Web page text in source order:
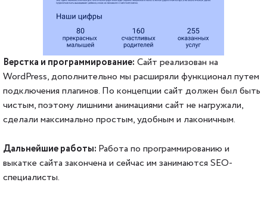
Верстка и программирование: Сайт реализован на
WordPress, дополнительно мы расширяли функционал путем
подключения плагинов. По концепции сайт должен был быть
чистым, поэтому лишними анимациями сайт не нагружали,
сделали максимально простым, удобным и лаконичным.
Дальнейшие работы: Работа по программированию и
выкатке сайта закончена и сейчас им занимаются SEO-
специалисты.